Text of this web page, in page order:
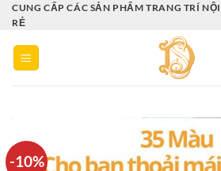
Bỏ
qua
nội
dung
CUNG CẤP CÁC SẢN PHẨM TRANG TRÍ
RẺ
-10%